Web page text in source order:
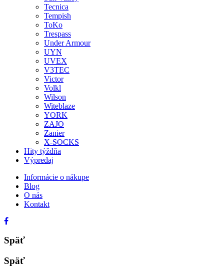
Tecnica
Tempish
ToKo
Trespass
Under Armour
UYN
UVEX
V3TEC
Victor
Volkl
Wilson
Witeblaze
YORK
ZAJO
Zanier
X-SOCKS
Hity týždňa
Výpredaj
Informácie o nákupe
Blog
O nás
Kontakt
Späť
Späť